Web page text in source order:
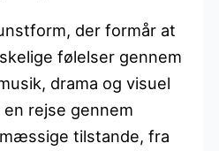
der formår at
følelser gennem
drama og visuel
rejse gennem
tilstande, fra